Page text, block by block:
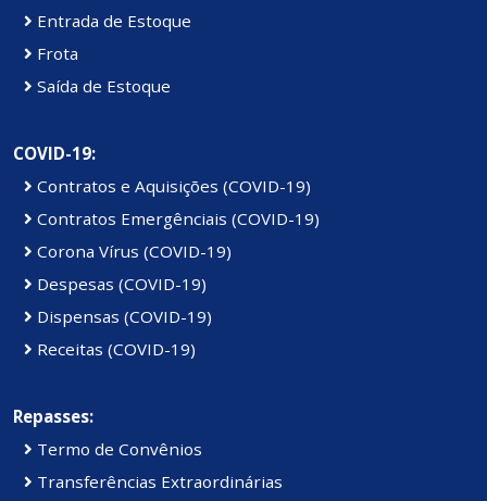
Entrada de Estoque
Frota
Saída de Estoque
COVID-19:
Contratos e Aquisições (COVID-19)
Contratos Emergênciais (COVID-19)
Corona Vírus (COVID-19)
Despesas (COVID-19)
Dispensas (COVID-19)
Receitas (COVID-19)
Repasses:
Termo de Convênios
Transferências Extraordinárias